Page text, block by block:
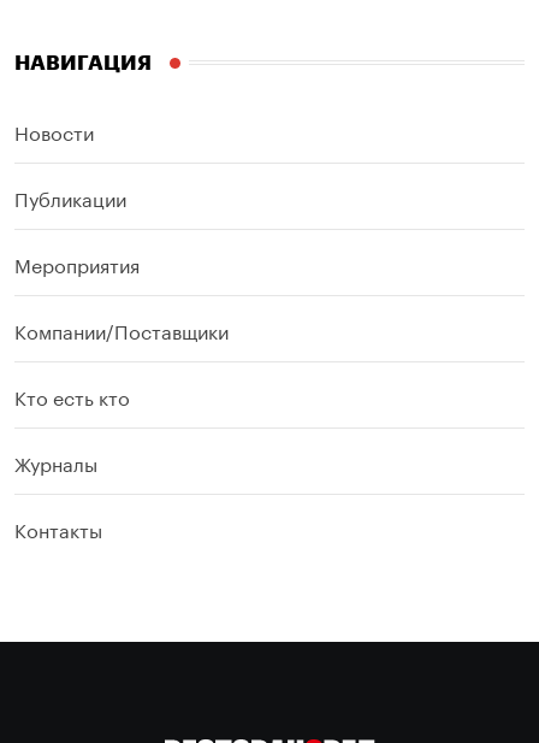
НАВИГАЦИЯ
Новости
Публикации
Мероприятия
Компании/Поставщики
Кто есть кто
Журналы
Контакты